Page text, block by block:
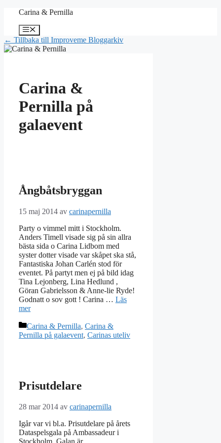
Hoppa
innehåll
Carina & Pernilla
Meny
← Tillbaka till Improveme Bloggarkiv
Carina &
Pernilla på
galaevent
Ångbåtsbryggan
15 maj 2014 av carinapernilla
Party o vimmel mitt i Stockholm.
Anders Timell visade sig på sin allra
bästa sida o Carina Lidbom med
syster dotter visade var skåpet ska stå,
Fantastiska Johan Carlén stod för
eventet. På partyt men ej på bild idag
Tina Lejonberg, Lina Hedlund ,
Göran Gabrielsson & Anne-lie Ryde!
Godnatt o sov gott ! Carina … Läs
mer
Kategorier
Carina & Pernilla, Carina &
Pernilla på galaevent, Carinas uteliv
Prisutdelare
28 mar 2014 av carinapernilla
Igår var vi bl.a. Prisutdelare på årets
Dataspelsgala på Ambassadeur i
Stockholm. Galan är